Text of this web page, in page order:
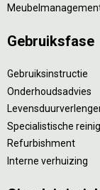
Gebruiksfase
Gebruiksinstructie
Onderhoudsadvies
Specialistische
Refurbishment
Interne verhuizing